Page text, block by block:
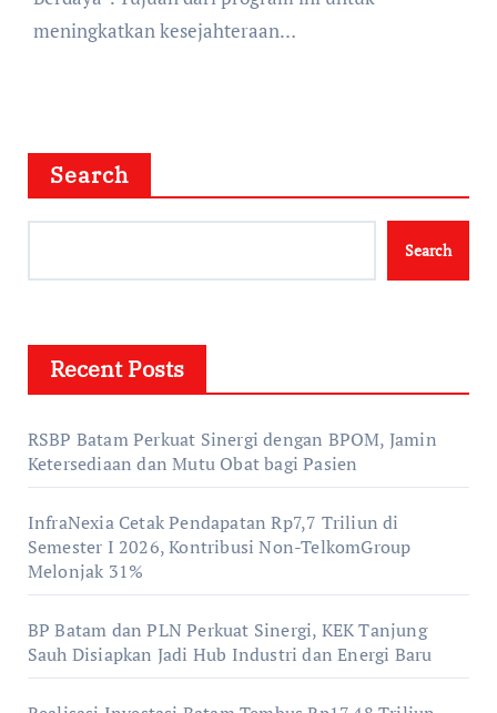
meningkatkan kesejahteraan…
Search
Search
Recent Posts
RSBP Batam Perkuat Sinergi dengan BPOM, Jamin
Ketersediaan dan Mutu Obat bagi Pasien
InfraNexia Cetak Pendapatan Rp7,7 Triliun di
Semester I 2026, Kontribusi Non-TelkomGroup
Melonjak 31%
BP Batam dan PLN Perkuat Sinergi, KEK Tanjung
Sauh Disiapkan Jadi Hub Industri dan Energi Baru